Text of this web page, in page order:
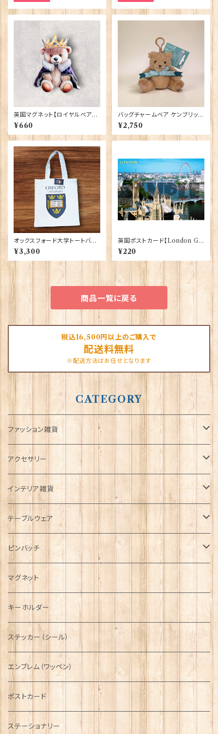
英国マグネット【ロイヤルベア】E
lgate Products 90030（799
13）
¥660
バッグチャームベア ケンブリッジ
大学 Elgate Products 904
28
¥2,750
オックスフォード大学トートバッ
グ Elgate Products 90378
¥3,300
英国ポストカード【London G】
J.Salmon 90083-045
¥220
商品一覧に戻る
税込16,500円以上のご購入で
配送料無料
※配送方法はお任せとなります
CATEGORY
ファッション雑貨
タータンネクタイ
帽子
キャップ
ハンチング帽
ディアストーカー
ニット帽
Tシャツ
マフラー
タータン【Bronte by Moon】
タータン【Glencroft】
ボタンラップマフラー【Aran Traditions】
サッシュ
スカーフ
ファッションマスク
アクセサリー
ORTAK
ブローチ
ペンダント
チャーム
その他のアクセサリー
インテリア雑貨
インテリア置物
ラブスプーン
ラブスプーン【SION LLEWELLYN】
ラブスプーン【PAUL CURTIS】
ファブリック
テーブルウェア
ティータオル
ペーパーナプキン
ティーコジー
その他テーブルウェア
ピンバッチ
ジェネラルデザイン
乗り物
動物＆植物
国旗＆紋章
音楽＆楽器
運動＆人物
ミリタリー
NAVY
AIRFORCE
ARMY
ピューター
マグネット
キーホルダー
ステッカー（シール）
エンブレム（ワッペン）
ポストカード
ステーショナリー